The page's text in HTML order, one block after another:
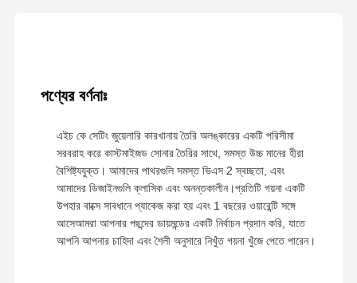
পণ্যের বর্ণনাঃ
এইচ কে সেটিং জুয়েলারি কারখানায় তৈরি অলঙ্কারের একটি পরিসীমা
সরবরাহ করে কাস্টমাইজড সোনার তৈরির সাথে, সমস্ত উচ্চ মানের হীরা
বৈশিষ্ট্যযুক্ত। আমাদের পাথরগুলি সমস্ত ভিএস 2 স্বচ্ছতা, এবং
আমাদের ডিজাইনগুলি ক্লাসিক এবং অনন্তকালীন।প্রতিটি গয়না একটি
উপহার বাক্সে সাবধানে প্যাকেজ করা হয় এবং 1 বছরের ওয়ারেন্টি সঙ্গে
আসেআমরা আপনার পছন্দের ডায়মন্ডের একটি নির্বাচন প্রদান করি, যাতে
আপনি আপনার চাহিদা এবং শৈলী অনুসারে নিখুঁত গয়না খুঁজে পেতে পারেন।